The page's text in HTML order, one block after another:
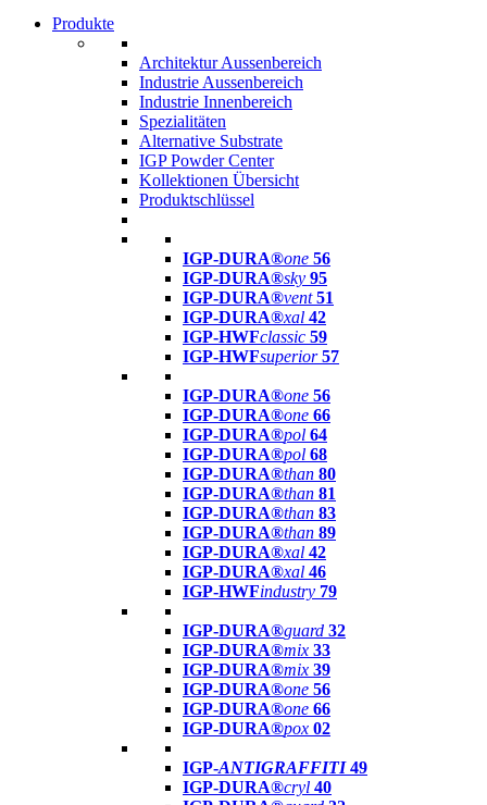
Produkte
Architektur Aussenbereich
Industrie Aussenbereich
Industrie Innenbereich
Spezialitäten
Alternative Substrate
IGP Powder Center
Kollektionen Übersicht
Produktschlüssel
IGP-DURA®one 56
IGP-DURA®sky 95
IGP-DURA®vent 51
IGP-DURA®xal 42
IGP-HWFclassic 59
IGP-HWFsuperior 57
IGP-DURA®one 56
IGP-DURA®one 66
IGP-DURA®pol 64
IGP-DURA®pol 68
IGP-DURA®than 80
IGP-DURA®than 81
IGP-DURA®than 83
IGP-DURA®than 89
IGP-DURA®xal 42
IGP-DURA®xal 46
IGP-HWFindustry 79
IGP-DURA®guard 32
IGP-DURA®mix 33
IGP-DURA®mix 39
IGP-DURA®one 56
IGP-DURA®one 66
IGP-DURA®pox 02
IGP-ANTIGRAFFITI49
IGP-DURA®cryl 40